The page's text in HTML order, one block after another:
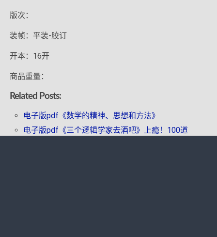
版次：
装帧：平装-胶订
开本：16开
商品重量：
Related Posts:
电子版pdf《数学的精神、思想和方法》
电子版pdf《三个逻辑学家去酒吧》上瘾！100道